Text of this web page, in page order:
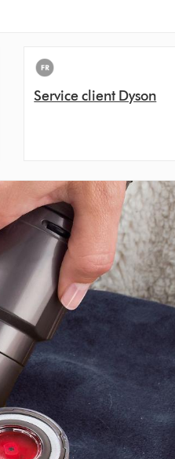
Service client Dyson